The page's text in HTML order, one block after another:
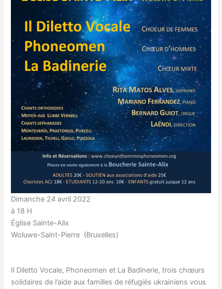
Dimanche 24 avril 2022
à 18 H
Église Sainte-Alix
Woluwe-Saint-Pierre (Bruxelles)
Il Diletto Vocale, Phoneomen et La Badinerie, trois chœurs
solidaires de l’aide aux familles de réfugiés ukrainiens vous